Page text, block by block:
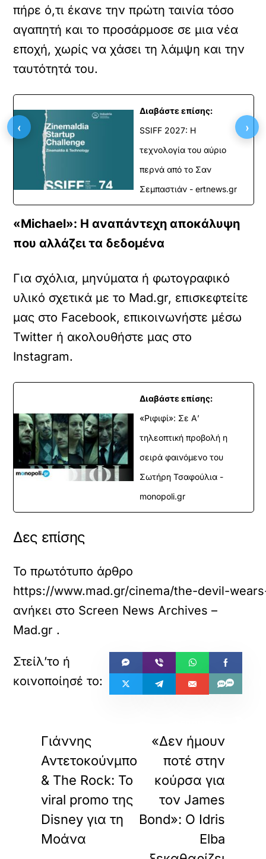
πήρε ό,τι έκανε την πρώτη ταινία τόσο
αγαπητή και το προσάρμοσε σε μια νέα
εποχή, χωρίς να χάσει τη λάμψη και την
ταυτότητά του.
Διαβάστε επίσης:
SSIFF 2027: Η
τεχνολογία του αύριο
περνά από το Σαν
Σεμπαστιάν - ertnews.gr
«Michael»: Η αναπάντεχη αποκάλυψη
που αλλάζει τα δεδομένα
Για σχόλια, μηνύματα ή φωτογραφικό
υλικό σχετικά με το Mad.gr, επισκεφτείτε
μας στο Facebook, επικοινωνήστε μέσω
Twitter ή ακολουθήστε μας στο
Instagram.
Διαβάστε επίσης:
«Ριφιφί»: Σε Α’
τηλεοπτική προβολή η
σειρά φαινόμενο του
Σωτήρη Τσαφούλια -
monopoli.gr
Δες επίσης
Το πρωτότυπο άρθρο
https://www.mad.gr/cinema/the-devil-
ανήκει στο Screen News Archives –
Mad.gr .
Γιάννης
Αντετοκούνμπο
& The Rock: Το
viral promo της
Disney για τη
Μοάνα
«Δεν ήμουν
ποτέ στην
κούρσα για
τον James
Bond»: Ο Idris
Elba
‹ ›